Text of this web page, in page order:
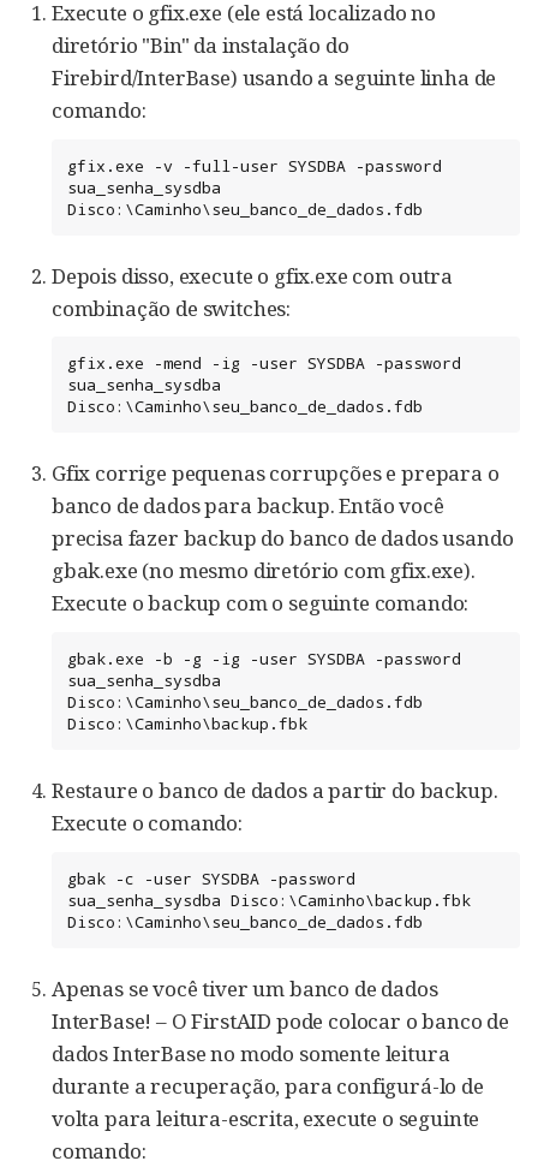
Execute o gfix.exe (ele está localizado no
diretório "Bin" da instalação do
Firebird/InterBase) usando a seguinte linha de
comando:
gfix.exe -v -full-user SYSDBA -password
sua_senha_sysdba
Disco:\Caminho\seu_banco_de_dados.fdb
Depois disso, execute o gfix.exe com outra
combinação de switches:
gfix.exe -mend -ig -user SYSDBA -password
sua_senha_sysdba
Disco:\Caminho\seu_banco_de_dados.fdb
Gfix corrige pequenas corrupções e prepara o
banco de dados para backup. Então você
precisa fazer backup do banco de dados usando
gbak.exe (no mesmo diretório com gfix.exe).
Execute o backup com o seguinte comando:
gbak.exe -b -g -ig -user SYSDBA -password
sua_senha_sysdba
Disco:\Caminho\seu_banco_de_dados.fdb
Disco:\Caminho\backup.fbk
Restaure o banco de dados a partir do backup.
Execute o comando:
gbak -c -user SYSDBA -password
sua_senha_sysdba Disco:\Caminho\backup.fbk
Disco:\Caminho\seu_banco_de_dados.fdb
Apenas se você tiver um banco de dados
InterBase! – O FirstAID pode colocar o banco de
dados InterBase no modo somente leitura
durante a recuperação, para configurá-lo de
volta para leitura-escrita, execute o seguinte
comando: